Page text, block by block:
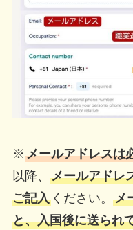
※メールアドレスは
以降、 メールアドレ
ご記入ください。 メ
と、入国後に送られ